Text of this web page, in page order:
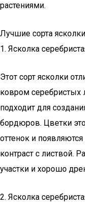
растениями.
Лучшие сорта
1. Ясколка
Этот сорт ясколки
ковром серебристых
подходит для
бордюров. Цветки
оттенок и
контраст с листвой.
участки и хорошо
2. Ясколка